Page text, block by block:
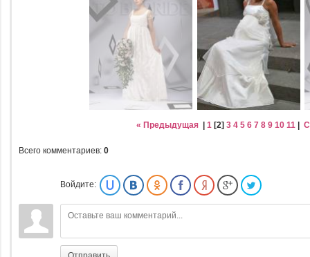
« Предыдущая| 1[2] 3 4 5 6 7 8 9 10 11|
Всего комментариев: 0
Войдите: